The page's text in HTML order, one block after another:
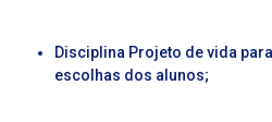
Disciplina Projeto de vida
escolhas dos alunos;